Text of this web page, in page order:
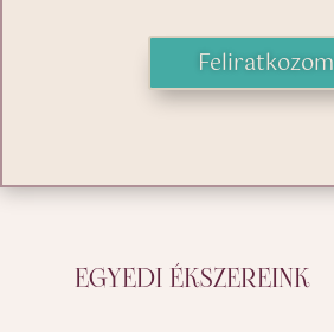
Feliratkozom
EGYEDI ÉKSZEREINK